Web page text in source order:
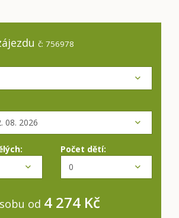
č: 756978
Počet dětí:
od 4 274 Kč